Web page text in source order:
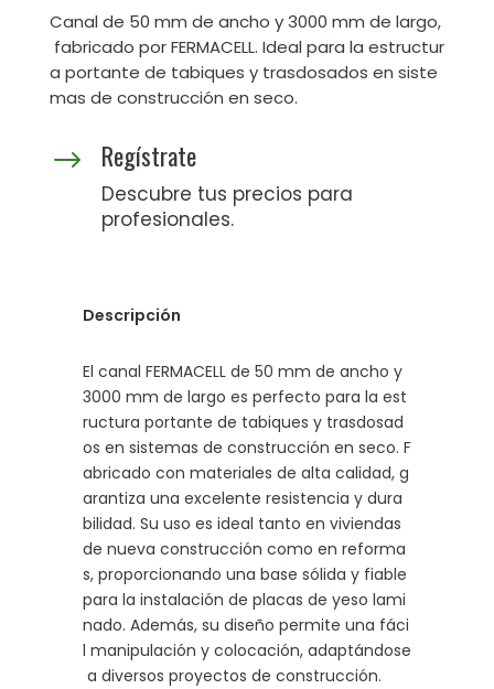
Canal de 50 mm de ancho y 3000 mm de largo,
fabricado por FERMACELL. Ideal para la estructur
a portante de tabiques y trasdosados en siste
mas de construcción en seco.
$ Regístrate
Descubre tus precios para
profesionales.
Descripción
El canal FERMACELL de 50 mm de ancho y
3000 mm de largo es perfecto para la est
ructura portante de tabiques y trasdosad
os en sistemas de construcción en seco. F
abricado con materiales de alta calidad, g
arantiza una excelente resistencia y dura
bilidad. Su uso es ideal tanto en viviendas
de nueva construcción como en reforma
s, proporcionando una base sólida y fiable
para la instalación de placas de yeso lami
nado. Además, su diseño permite una fáci
l manipulación y colocación, adaptándose
a diversos proyectos de construcción.